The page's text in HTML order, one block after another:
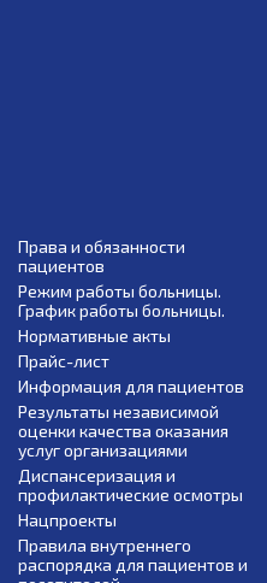
Права и обязанности
пациентов
Режим работы больницы.
График работы больницы.
Нормативные акты
Прайс-лист
Информация для пациентов
Результаты независимой
оценки качества оказания
услуг организациями
Диспансеризация и
профилактические осмотры
Нацпроекты
Правила внутреннего
распорядка для пациентов и